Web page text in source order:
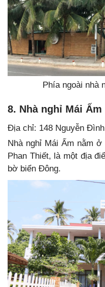
Phía ngoài nhà
8. Nhà nghỉ Mái Ấm
Địa chỉ: 148 Nguyễn
Nhà nghỉ Mái Ấm nằm
Phan Thiết, là một địa
bờ biển Đông.